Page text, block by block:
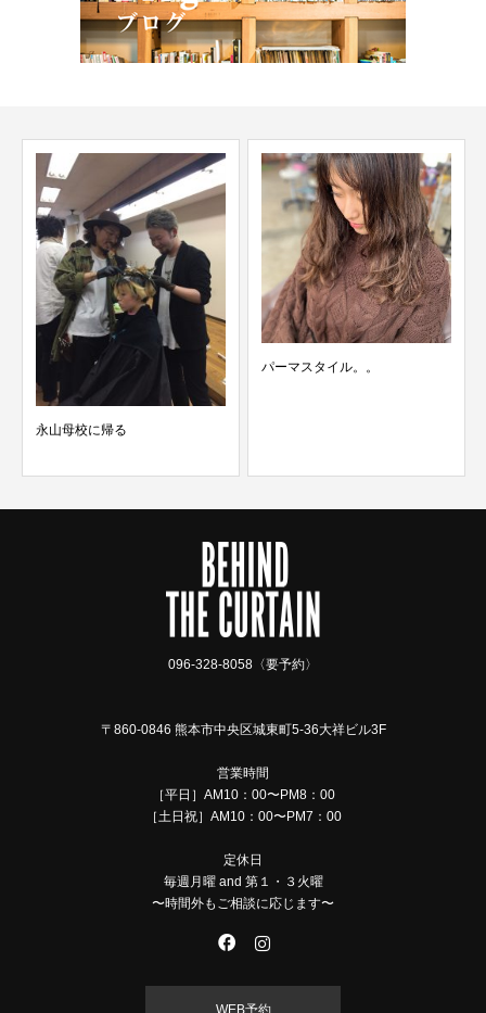
パーマスタイル。。
くせ毛を活かしたミディアムレ
096-328-8058〈要予約〉
〒860-0846 熊本市中央区城東町5-36大祥ビル3F
営業時間
［平日］AM10：00〜PM8：00
［土日祝］AM10：00〜PM7：00
定休日
毎週月曜 and 第１・３火曜
〜時間外もご相談に応じます〜
WEB予約